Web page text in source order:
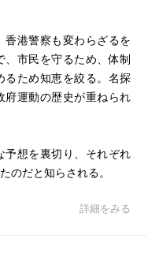
香港警察も変わらざるを
市民を守るため、体制
るため知恵を絞る。名探
府運動の歴史が重ねられ
予想を裏切り、それぞれ
のだと知らされる。
詳細をみる